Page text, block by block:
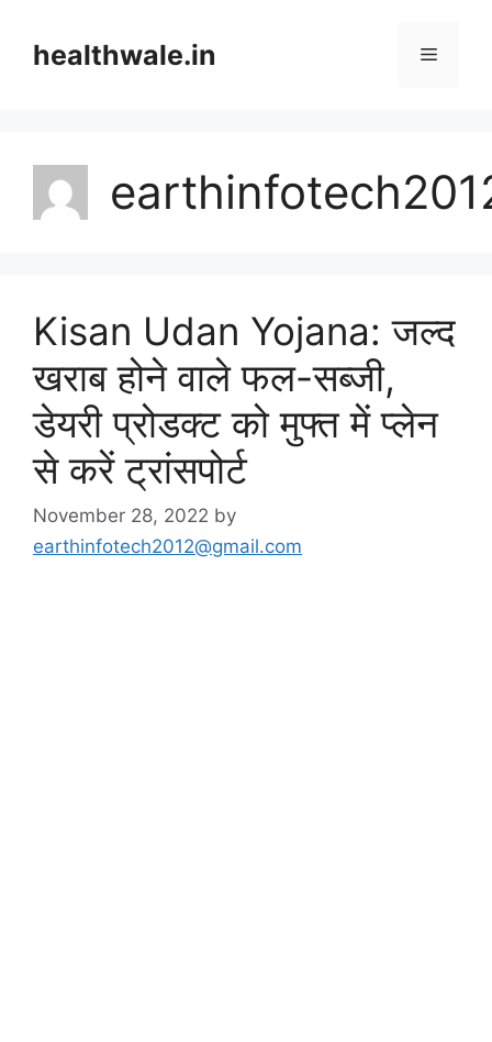
contenthealthwale.in Menu
Kisan Udan Yojana: जल्द
खराब होने वाले फल-सब्जी,
डेयरी प्रोडक्ट को मुफ्त में प्लेन
से करें ट्रांसपोर्ट
November 28, 2022 by
earthinfotech2012@gmail.com